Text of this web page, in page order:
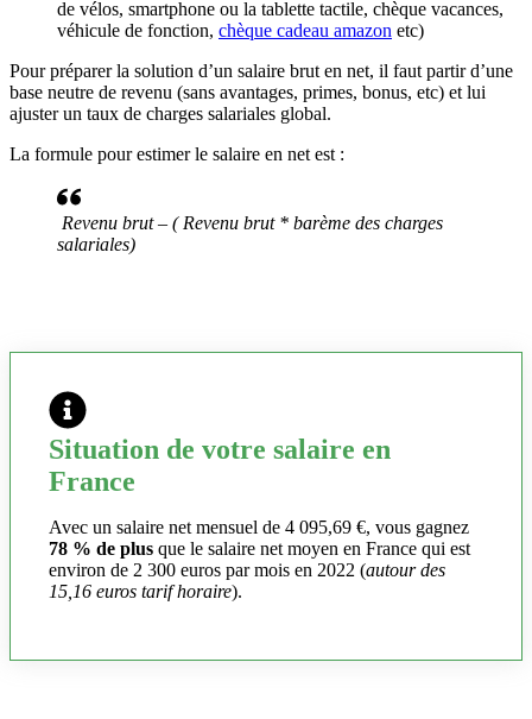
de vélos, smartphone ou la tablette tactile, chèque vacances,
véhicule de fonction, chèque cadeau amazon etc)
Pour préparer la solution d’un salaire brut en net, il faut partir d’une
base neutre de revenu (sans avantages, primes, bonus, etc) et lui
ajuster un taux de charges salariales global.
La formule pour estimer le salaire en net est :
Revenu brut – ( Revenu brut * barème des charges
salariales)
Situation de votre salaire en
France
Avec un salaire net mensuel de 4 095,69 €, vous gagnez
78 % de plus que le salaire net moyen en France qui est
environ de 2 300 euros par mois en 2022 (autour des
15,16 euros tarif horaire).